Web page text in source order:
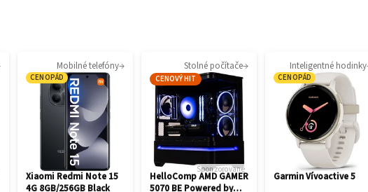
Mobilné telefóny
CENOPÁD
Xiaomi Redmi Note 15
4G 8GB/256GB Black
Stolné počítače
CENOVÝ HIT
Sponzorované
HelloComp AMD GAMER
5070 BE Powered by
Inteligentné hodinky
CENOPÁD
Garmin Vívoactive 5